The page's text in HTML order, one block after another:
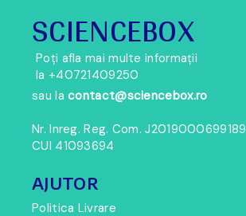
SCIENCEBOX
Poți afla mai multe informații
la +40721409250
sau la contact@sciencebox.ro
Nr. Inreg. Reg. Com. J2019000699189
CUI 41093694
AJUTOR
Politica Livrare